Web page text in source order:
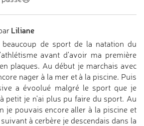
Liliane
de sport de la natation du
avant d'avoir ma première
plaques. Au début je marchais avec
nager à la mer et à la piscine. Puis
a évoolué malgré le sport que je
petit je n'ai plus pu faire du sport. Au
je pouvais encore aller à la piscine et
à cerbère je descendais dans la